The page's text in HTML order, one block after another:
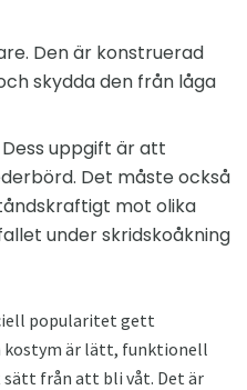
Den är konstruerad
skydda den från låga
uppgift är att
Det måste också
mot olika
under skridskoåkning
popularitet gett
kostym är lätt, funktionell
från att bli våt. Det är